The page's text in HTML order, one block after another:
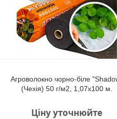
Агроволокно чорно-біле
(Чехія) 50 г/м2, 1,07х100 м.
Ціну уточнюйте